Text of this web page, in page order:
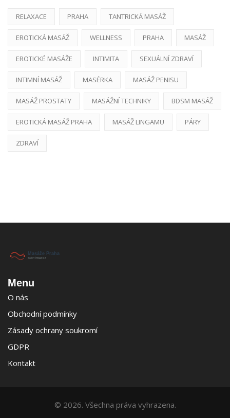
RELAXACE PRAHA TANTRICKÁ MASÁŽ
EROTICKÁ MASÁŽ WELLNESS PRAHA MASÁŽ
EROTICKÉ MASÁŽE INTIMITA SEXUÁLNÍ ZDRAVÍ
INTIMNÍ MASÁŽ MASÉRKA MASÁŽ PENISU
MASÁŽ PROSTATY MASÁŽNÍ TECHNIKY BDSM MASÁŽ
EROTICKÁ MASÁŽ PRAHA MASÁŽ LINGAMU PÁRY
ZDRAVÍ
Menu
O nás
Obchodní podmínky
Zásady ochrany soukromí
GDPR
Kontakt
© 2026. Všechna práva vyhrazena.